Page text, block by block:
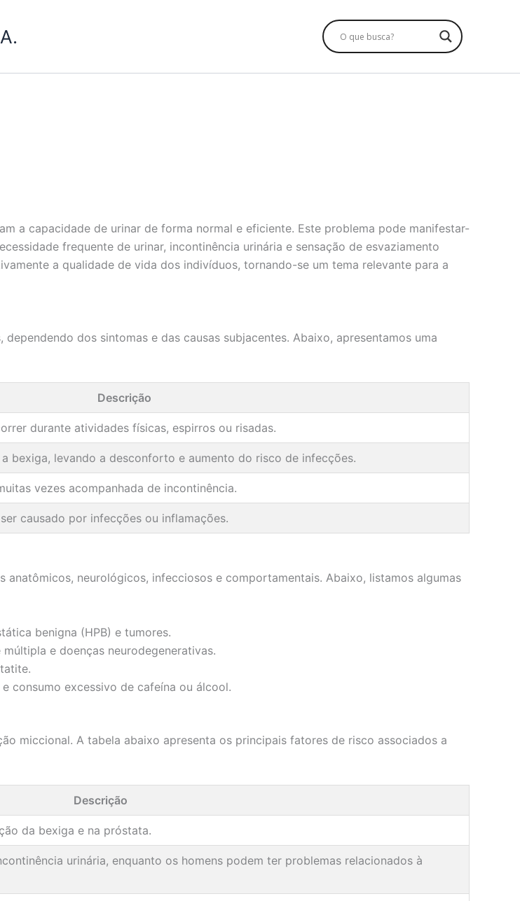
a capacidade de urinar de forma normal e eficiente. Este problema pode manifestar-
frequente de urinar, incontinência urinária e sensação de esvaziamento
a qualidade de vida dos indivíduos, tornando-se um tema relevante para a
dos sintomas e das causas subjacentes. Abaixo, apresentamos uma
Descrição
durante atividades físicas, espirros ou risadas.
bexiga, levando a desconforto e aumento do risco de infecções.
vezes acompanhada de incontinência.
causado por infecções ou inflamações.
neurológicos, infecciosos e comportamentais. Abaixo, listamos algumas
benigna (HPB) e tumores.
e doenças neurodegenerativas.
consumo excessivo de cafeína ou álcool.
miccional. A tabela abaixo apresenta os principais fatores de risco associados a
Descrição
da bexiga e na próstata.
urinária, enquanto os homens podem ter problemas relacionados à